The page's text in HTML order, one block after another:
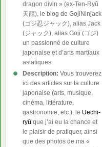
dragon divin » (ex-Ten-Ryû
天龍), le blog de GojiNinjack
(ゴジ忍ジャック), alias Jack
(ジャック), alias Goji (ゴジ)
un passionné de culture
japonaise et d’arts martiaux
asiatiques.
Description: Vous trouverez
ici des articles sur la culture
japonaise (arts, musique,
cinéma, littérature,
gastronomie, etc.), le Uechi-
ryû que j’ai eu la chance et
le plaisir de pratiquer, ainsi
que des photos de ma «